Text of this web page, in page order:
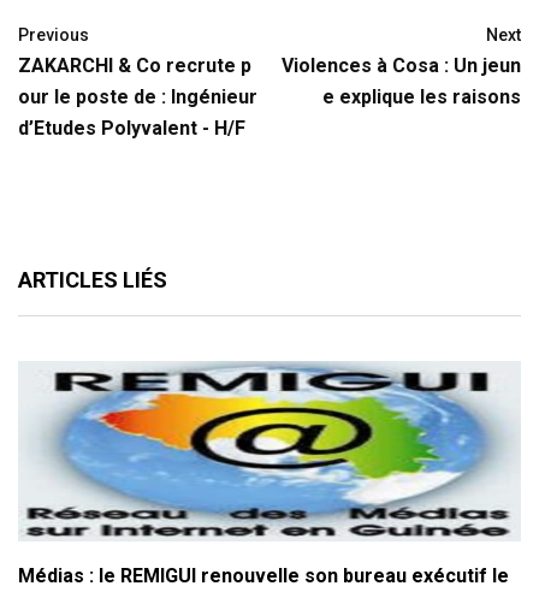
Previous
ZAKARCHI & Co recrute p
our le poste de : Ingénieur
d’Etudes Polyvalent - H/F
Next
Violences à Cosa : Un jeun
e explique les raisons
ARTICLES LIÉS
Médias : le REMIGUI renouvelle son bureau exécutif le